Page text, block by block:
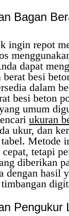
Bagan
ingin repot
dapat
berat besi
dalam
besi beton
umum
ukuran
ukur, dan
tabel. Metode
cepat, tetapi
diberikan
dengan hasil
Pengukur